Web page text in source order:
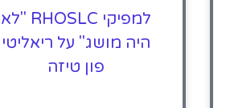
למפיקי RHOSLC "לא
היה מושג" על ריאליטי
פון טיזה